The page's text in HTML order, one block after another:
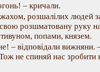
– кричали.
розшалілих людей
розшматовану руку
попами, князем.
– відповідали вижняни.
не спиняй нас зробити